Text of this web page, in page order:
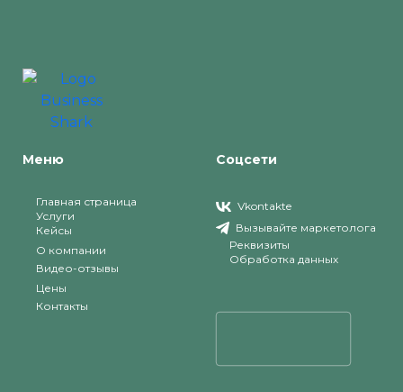
Меню
Главная страница
Услуги
Кейсы
О компании
Видео-отзывы
Цены
Контакты
Соцсети
Vkontakte
Вызывайте маркетолога
Реквизиты
Обработка данных